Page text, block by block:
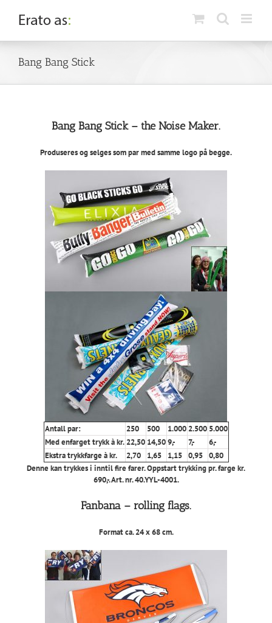
content
Bang Bang Stick
Bang Bang Stick – the Noise Maker.
Produseres og selges som par med samme logo på begge.
Antall par: 250 500 1.000 2.500 5.000
Med enfarget trykk à kr. 22,50 14,50 9,- 7,-
6,-
Ekstra trykkfarge à kr.
2,70 1,65 1,15 0,95
0,80
Denne kan trykkes i inntil fire farer. Oppstart trykking pr. farge kr.
690,-. Art. nr. 40.YYL-4001.
Fanbana – rolling flags.
Format ca. 24 x 68 cm.